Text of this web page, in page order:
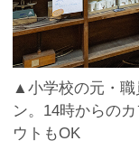
▲小学校の元・職
ン。14時からの
ウトもOK